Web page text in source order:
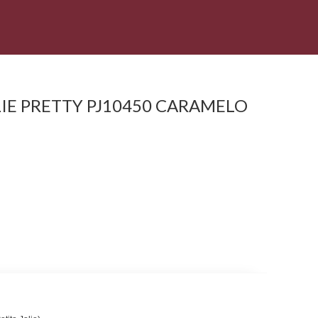
PRETTY PJ10450 CARAMELO